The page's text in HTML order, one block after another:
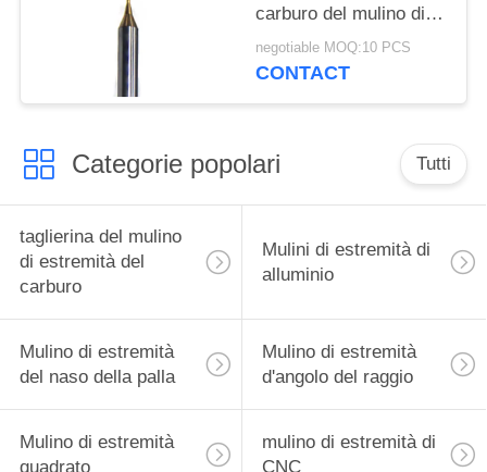
carburo del mulino di
estremità della
scanalatura fresatura
negotiable MOQ:10 PCS
CONTACT
Categorie popolari Tutti
taglierina del mulino
di estremità del
carburo
Mulini di estremità di
alluminio
Mulino di estremità
del naso della palla
Mulino di estremità
d'angolo del raggio
Mulino di estremità
quadrato
mulino di estremità di
CNC